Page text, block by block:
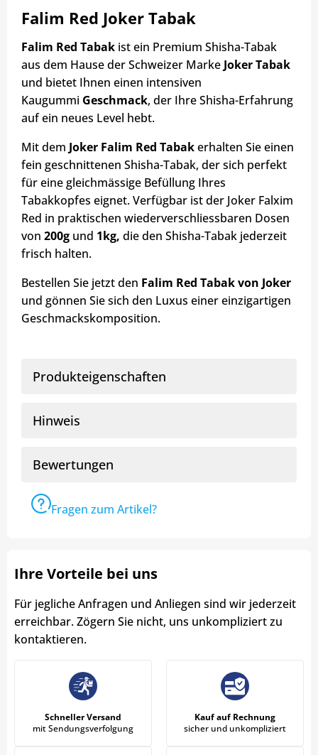
Falim Red Joker Tabak
Falim Red Tabak ist ein Premium Shisha-Tabak
aus dem Hause der Schweizer Marke Joker Tabak
und bietet Ihnen einen intensiven
Kaugummi Geschmack, der Ihre Shisha-Erfahrung
auf ein neues Level hebt.
Mit dem Joker Falim Red Tabakerhalten Sie einen
fein geschnittenen Shisha-Tabak, der sich perfekt
für eine gleichmässige Befüllung Ihres
Tabakkopfes eignet. Verfügbar ist der Joker Falxim
Red in praktischen wiederverschliessbaren Dosen
von 200g und 1kg, die den Shisha-Tabak jederzeit
frisch halten.
Bestellen Sie jetzt den Falim Red Tabak von Joker
und gönnen Sie sich den Luxus einer einzigartigen
Geschmackskomposition.
Produkteigenschaften
Hinweis
Bewertungen
Fragen zum Artikel?
Ihre Vorteile bei uns
Für jegliche Anfragen und Anliegen sind wir jederzeit
erreichbar. Zögern Sie nicht, uns unkompliziert zu
kontaktieren.
Schneller Versand
mit Sendungsverfolgung
Kauf auf Rechnung
sicher und unkompliziert